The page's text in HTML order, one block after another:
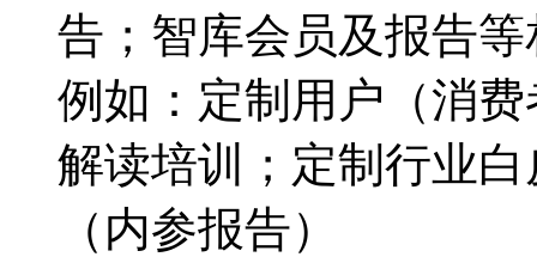
告；智库会员及报告
例如：定制用户（消
解读培训；定制行业
（内参报告）